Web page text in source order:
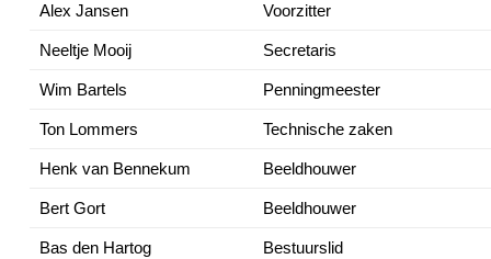
Alex Jansen Voorzitter
Neeltje Mooij Secretaris
Wim Bartels Penningmeester
Ton Lommers Technische zaken
Henk van Bennekum Beeldhouwer
Bert Gort Beeldhouwer
Bas den Hartog Bestuurslid